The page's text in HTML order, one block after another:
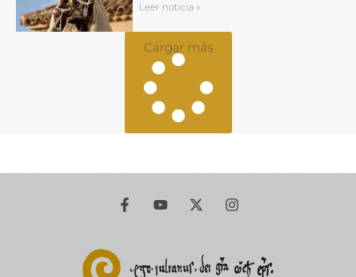
Leer noticia »
Cargar más